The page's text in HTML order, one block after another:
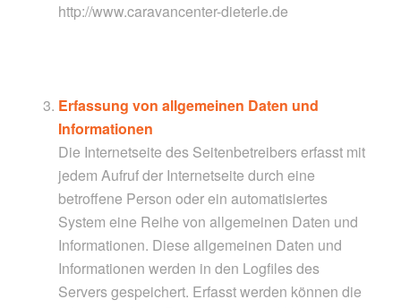
http://www.caravancenter-dieterle.de
Erfassung von allgemeinen Daten und
Informationen
Die Internetseite des Seitenbetreibers erfasst mit
jedem Aufruf der Internetseite durch eine
betroffene Person oder ein automatisiertes
System eine Reihe von allgemeinen Daten und
Informationen. Diese allgemeinen Daten und
Informationen werden in den Logfiles des
Servers gespeichert. Erfasst werden können die